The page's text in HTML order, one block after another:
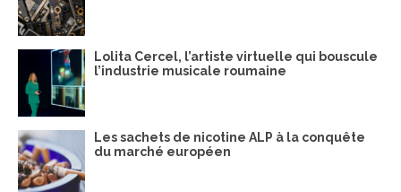
Lolita Cercel, l’artiste virtuelle qui bouscule
l’industrie musicale roumaine
Les sachets de nicotine ALP à la conquête
du marché européen